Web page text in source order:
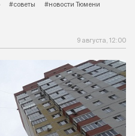
#советы
#новости Тюмени
9 августа, 12:00